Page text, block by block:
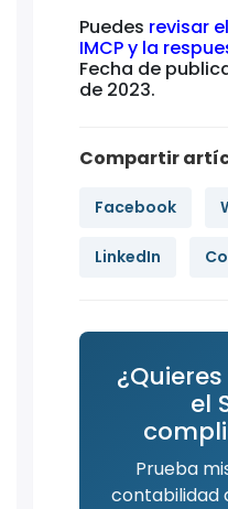
Puedes revisar
IMCP y la
Fecha de
de 2023.
Compartir
Facebook
LinkedIn
el
Prueba
contabilidad